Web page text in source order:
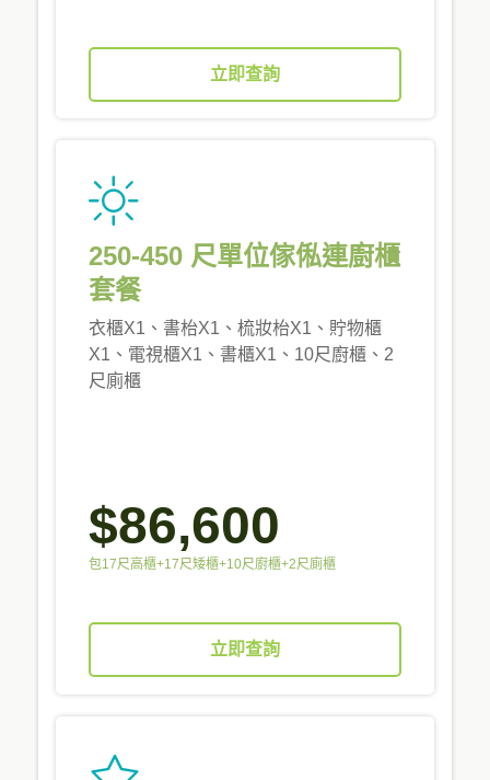
立即查詢
250-450 尺單位傢俬連廚櫃
套餐
衣櫃X1、書枱X1、梳妝枱X1、貯物櫃
X1、電視櫃X1、書櫃X1、10尺廚櫃、2
尺廁櫃
$86,600
包17尺高櫃+17尺矮櫃+10尺廚櫃+2尺廁櫃
立即查詢